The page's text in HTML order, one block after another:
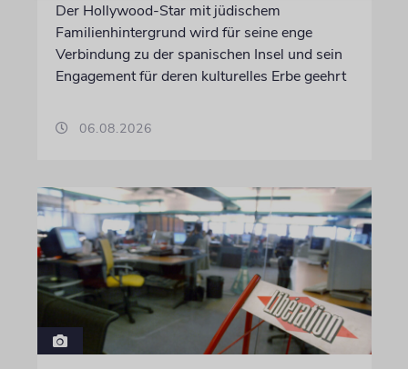
Der Hollywood-Star mit jüdischem
Familienhintergrund wird für seine enge
Verbindung zu der spanischen Insel und sein
Engagement für deren kulturelles Erbe geehrt
06.08.2026